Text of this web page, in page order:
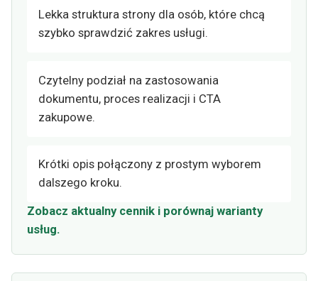
Lekka struktura strony dla osób, które chcą
szybko sprawdzić zakres usługi.
Czytelny podział na zastosowania
dokumentu, proces realizacji i CTA
zakupowe.
Krótki opis połączony z prostym wyborem
dalszego kroku.
Zobacz aktualny cennik i porównaj warianty
usług.